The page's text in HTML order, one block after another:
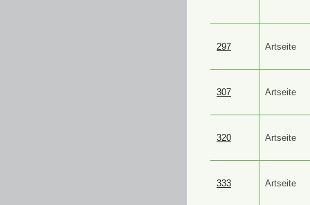
297 Artseite
307 Artseite
320 Artseite
333 Artseite